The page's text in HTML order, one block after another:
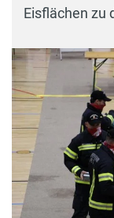
Eisflächen zu